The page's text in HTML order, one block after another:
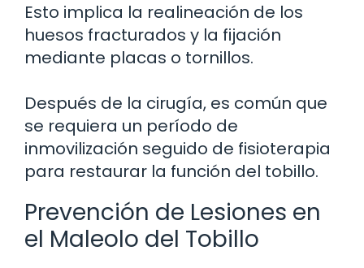
Esto implica la realineación de los
huesos fracturados y la fijación
mediante placas o tornillos.
Después de la cirugía, es común que
se requiera un período de
inmovilización seguido de fisioterapia
para restaurar la función del tobillo.
Prevención de Lesiones en
el Maleolo del Tobillo